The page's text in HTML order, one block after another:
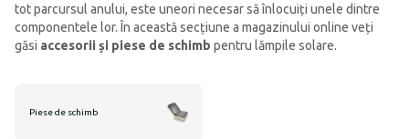
tot parcursul anului, este uneori necesar să înlocuiți unele dintre
componentele lor. În această secțiune a magazinului online veți
găsi accesorii și piese de schimb pentru lămpile solare.
Piese de schimb